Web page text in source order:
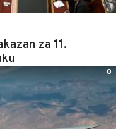
za 11.
0